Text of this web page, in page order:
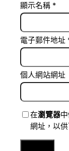
顯示名稱 *
電子郵件地址
個人網站網址
在瀏覽器
網址，以